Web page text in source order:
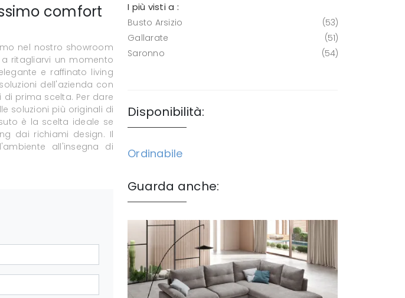
comfort
nel nostro showroom
ritagliarvi un momento
e raffinato living
dell'azienda con
prima scelta. Per dare
soluzioni più originali di
è la scelta ideale se
dai richiami design. Il
all'insegna di
I più visti a :
Busto Arsizio
53
Gallarate
51
Saronno
54
Disponibilità:
Ordinabile
Guarda anche: